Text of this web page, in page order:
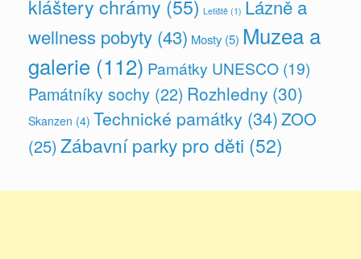
kláštery chrámy (55) Letiště (1) Lázně a
wellness pobyty (43) Mosty (5) Muzea a
galerie (112) Památky UNESCO (19)
Památníky sochy (22) Rozhledny (30)
Skanzen (4) Technické památky (34)ZOO
(25)Zábavní parky pro děti (52)